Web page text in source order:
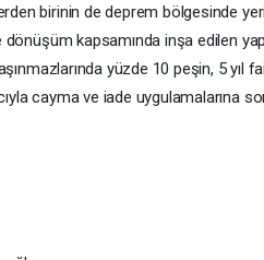
birinin de deprem bölgesinde
kapsamında inşa edilen
yüzde 10 peşin, 5 yıl
cayma ve iade uygulamalarına